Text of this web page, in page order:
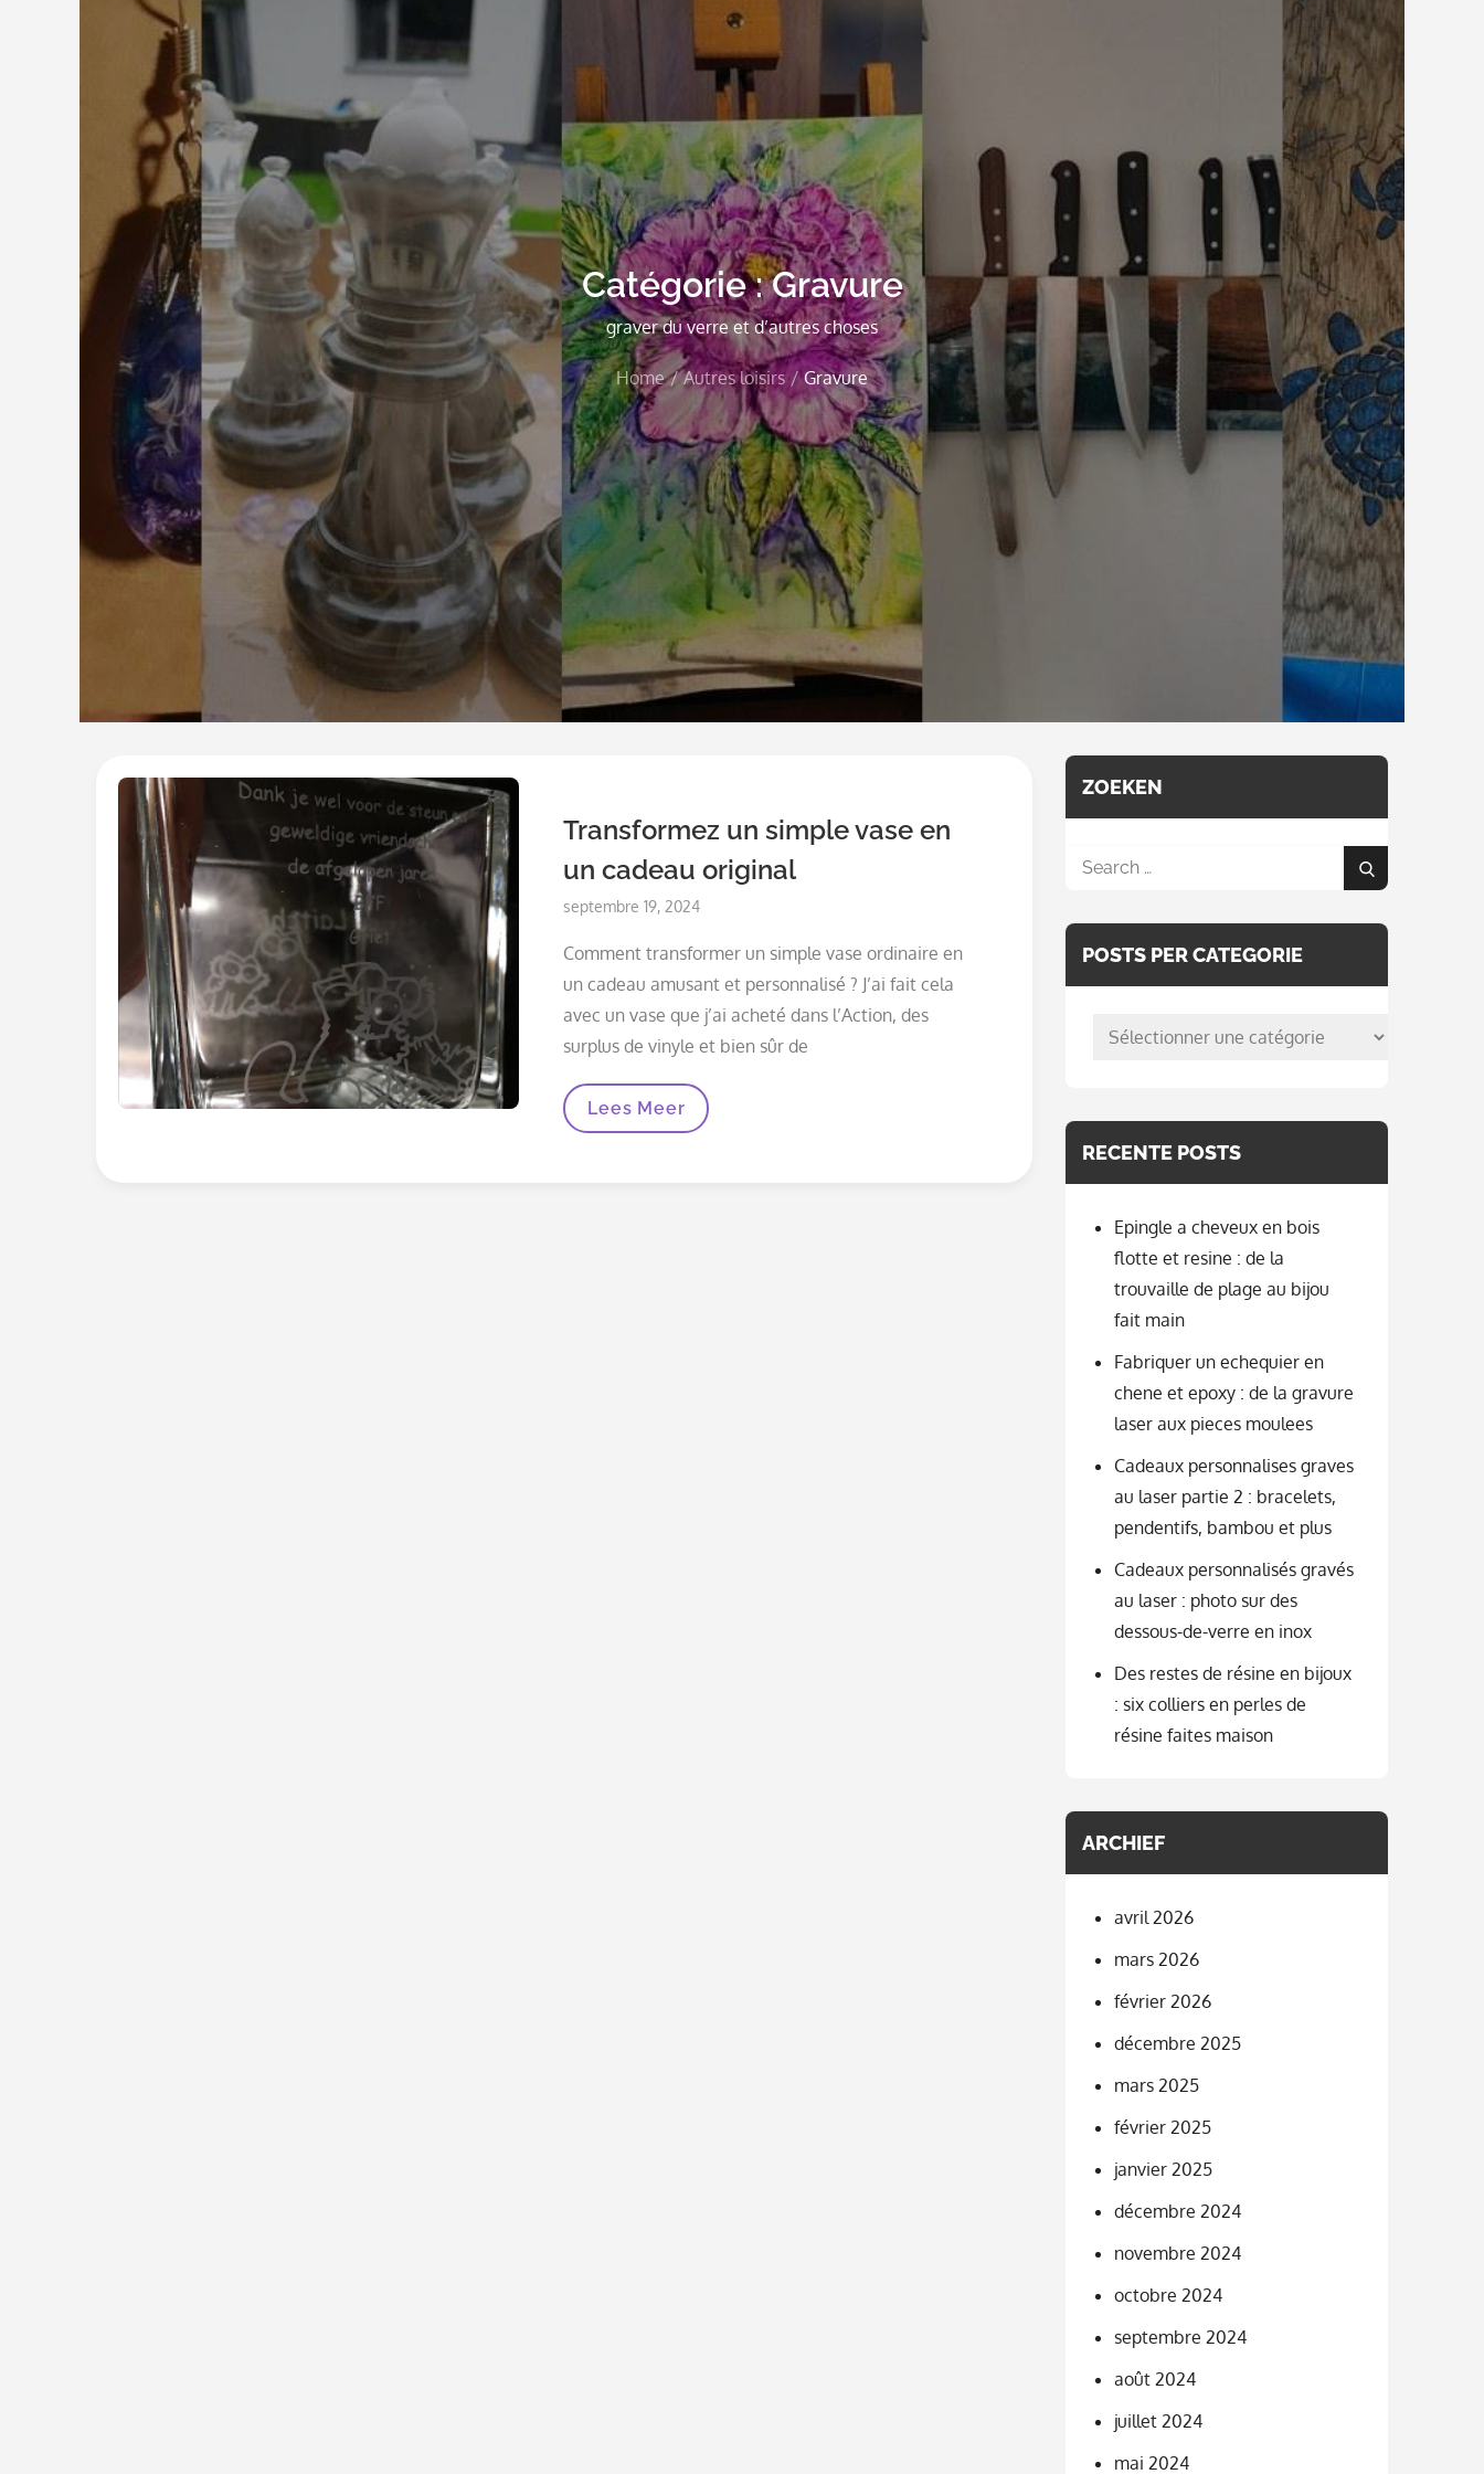
Catégorie :Gravure
graver du verre et d’autres choses
Home Autres loisirs Gravure
Transformez un simple vase en
un cadeau original
Posted
septembre 19, 2024
Comment transformer un simple vase ordinaire en
un cadeau amusant et personnalisé ? J’ai fait cela
avec un vase que j’ai acheté dans l’Action, des
surplus de vinyle et bien sûr de
Transformez
Lees Meer
ZOEKEN
Search
Search
POSTS PER CATEGORIE
posts
RECENTE POSTS
Epingle a cheveux en bois
flotte et resine : de la
trouvaille de plage au bijou
fait main
Fabriquer un echequier en
chene et epoxy : de la gravure
laser aux pieces moulees
Cadeaux personnalises graves
au laser partie 2 : bracelets,
pendentifs, bambou et plus
Cadeaux personnalisés gravés
au laser : photo sur des
dessous-de-verre en inox
Des restes de résine en bijoux
: six colliers en perles de
résine faites maison
ARCHIEF
avril 2026
mars 2026
février 2026
décembre 2025
mars 2025
février 2025
janvier 2025
décembre 2024
novembre 2024
octobre 2024
septembre 2024
août 2024
juillet 2024
mai 2024